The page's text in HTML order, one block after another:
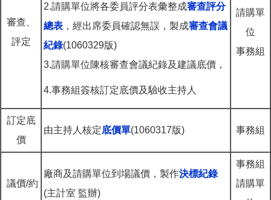
審查、
評定
2.請購單位將各委員評分表彙整成審查評分
總表 ，經出席委員確認無誤，製成審查會議
紀錄(1060329版)
3.請購單位陳核審查會議紀錄及建議底價，
4.事務組簽核訂定底價及驗收主持人
請購單
位
事務組
訂定底
價
由主持人核定底價單(1060317版) 事務組
議價/約
廠商及請購單位到場議價，製作決標紀錄
(主計室 監辦)
事務組
請購單